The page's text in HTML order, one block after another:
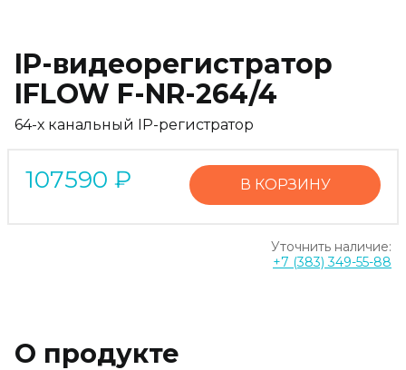
IP-видеорегистратор
IFLOW F-NR-264/4
64-х канальный IP-регистратор
107590 ₽ В КОРЗИНУ
Уточнить наличие:
+7 (383) 349-55-88
О продукте